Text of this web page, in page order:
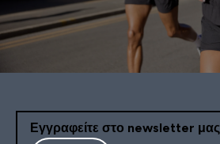
Εγγραφείτε στο newsletter μας